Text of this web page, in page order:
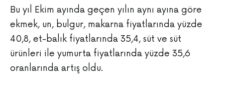
Bu yıl Ekim ayında geçen yılın aynı ayına göre
ekmek, un, bulgur, makarna fiyatlarında yüzde
40,8, et-balık fiyatlarında 35,4, süt ve süt
ürünleri ile yumurta fiyatlarında yüzde 35,6
oranlarında artış oldu.